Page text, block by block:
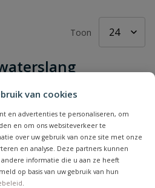
van cookies
en advertenties te personaliseren, om
en om ons websiteverkeer te
over uw gebruik van onze site met onze
en analyse. Deze partners kunnen
informatie die u aan ze heeft
op basis van uw gebruik van hun
Toon
is een type slang dat
hoge temperaturen te
water te transporteren in
Deze slangen worden vaak